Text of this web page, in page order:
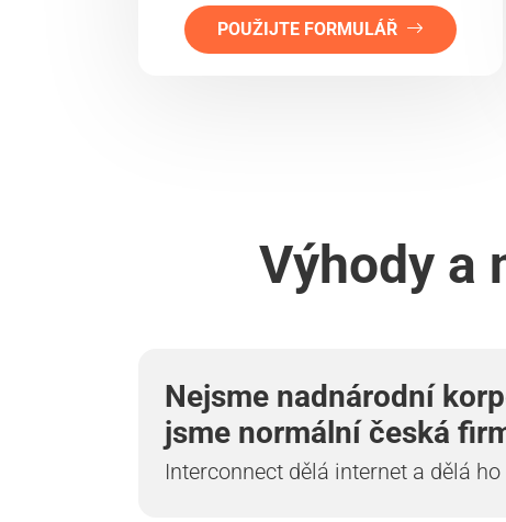
POUŽIJTE FORMULÁŘ
Výhody a
Nejsme nadnárodní
jsme normální česká
Interconnect dělá internet a dělá ho